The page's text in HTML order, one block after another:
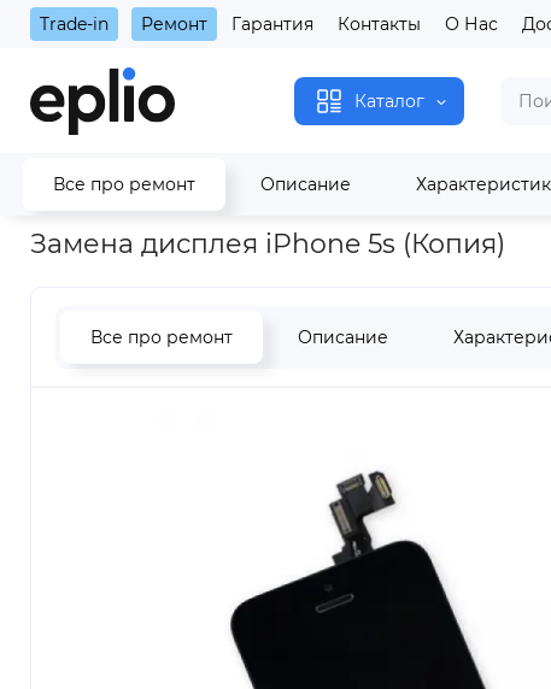
Trade-in Ремонт Гарантия Контакты О Нас
Каталог
Все про ремонт Описание
Главная Замена дисплея iPhone 5s (Копия)
Замена дисплея iPhone 5s (Копия)
Все про ремонт Описание